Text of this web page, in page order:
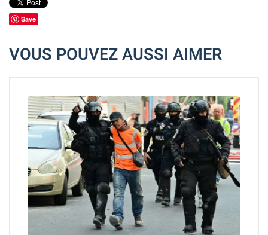
Save
VOUS POUVEZ AUSSI AIMER